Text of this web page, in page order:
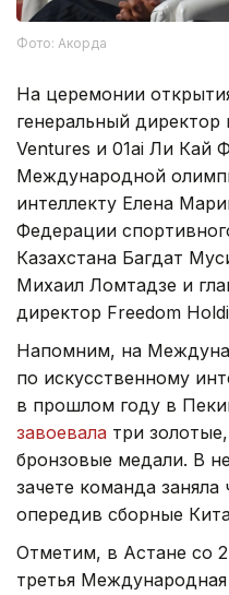
Фото: Акорда
На церемонии
генеральный
Ventures и 01ai Ли Кай
Международной
интеллекту Елена
Федерации
Казахстана Багдат
Михаил Ломтадзе и
директор Freedom
Напомним, на
по искусственному
в прошлом году в
завоевала три
бронзовые медали. В
зачете команда
опередив сборные
Отметим, в Астане со
третья